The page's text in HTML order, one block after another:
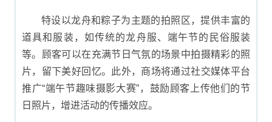
特设以龙舟和粽子为主题的拍照区，提供丰富的
道具和服装，如传统的龙舟服、端午节的民俗服装
等。顾客可以在充满节日气氛的场景中拍摄精彩的照
片，留下美好回忆。此外，商场将通过社交媒体平台
推广“端午节趣味摄影大赛”，鼓励顾客上传他们的节
日照片，增进活动的传播效应。